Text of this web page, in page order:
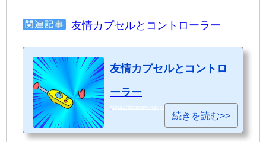
友情カプセルとコントローラー
友情カプセルとコントロ
ーラー
https://doranew.net/yujocup-cont/
続きを読む>>